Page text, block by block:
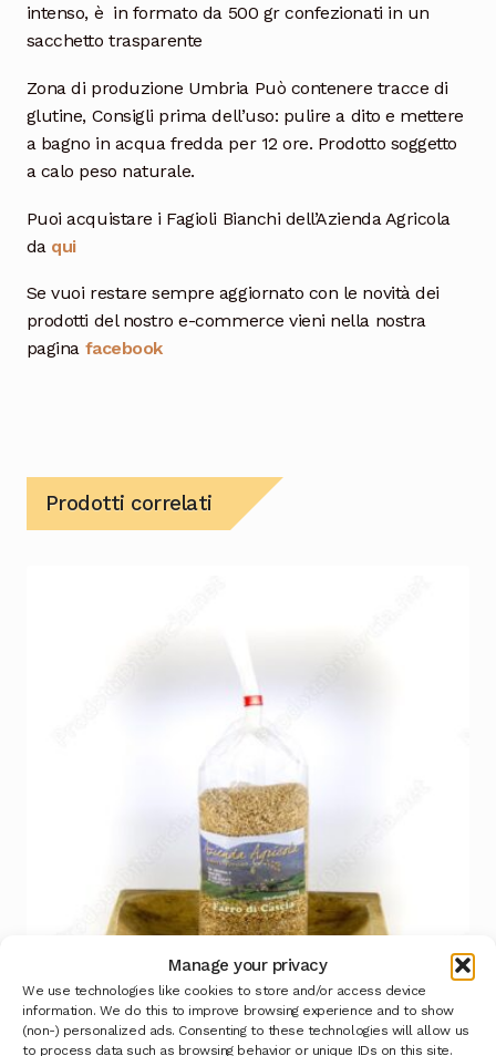
Manage your privacy
We use technologies like cookies to store and/or access device
information. We do this to improve browsing experience and to show
(non-) personalized ads. Consenting to these technologies will allow us
to process data such as browsing behavior or unique IDs on this site.
intenso, è in formato da 500 gr confezionati in un
sacchetto trasparente
Zona di produzione Umbria Può contenere tracce di
glutine, Consigli prima dell’uso: pulire a dito e mettere
a bagno in acqua fredda per 12 ore. Prodotto soggetto
a calo peso naturale.
Puoi acquistare i Fagioli Bianchi dell’Azienda Agricola
da qui
Se vuoi restare sempre aggiornato con le novità dei
prodotti del nostro e-commerce vieni nella nostra
pagina facebook
Prodotti correlati
Farro Spezzato Azienda Agricola Persiani